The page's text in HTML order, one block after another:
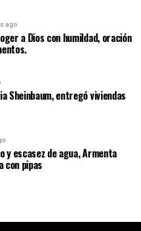
ago
a Dios con humildad, oración
Sheinbaum, entregó viviendas
y escasez de agua, Armenta
con pipas